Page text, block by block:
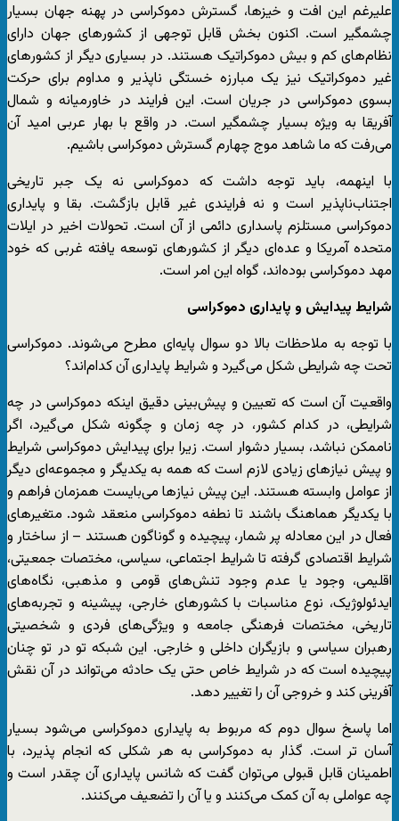
علیرغم این افت و خیزها، گسترش دموکراسی در پهنه جهان بسیار
چشمگیر است. اکنون بخش قابل توجهی از کشورهای جهان دارای
نظام‌های کم و بیش دموکراتیک هستند. در بسیاری دیگر از کشورهای
غیر دموکراتیک نیز یک مبارزه خستگی ناپذیر و مداوم برای حرکت
بسوی دموکراسی در جریان است. این فرایند در خاورمیانه و شمال
آفریقا به ویژه بسیار چشمگیر است. در واقع با بهار عربی امید آن
می‌رفت که ما شاهد موج چهارم گسترش دموکراسی باشیم.
با اینهمه، باید توجه داشت که دموکراسی نه یک جبر تاریخی
اجتناب‌ناپذیر است و نه فرایندی غیر قابل بازگشت. بقا و پایداری
دموکراسی مستلزم پاسداری دائمی از آن است. تحولات اخیر در ایلات
متحده آمریکا و عده‌ای دیگر از کشورهای توسعه یافته غربی که خود
مهد دموکراسی بوده‌اند، گواه این امر است.
شرایط پیدایش و پایداری دموکراسی
با توجه به ملاحظات بالا دو سوال پایه‌ای مطرح می‌شوند. دموکراسی
تحت چه شرایطی شکل می‌گیرد و شرایط پایداری آن کدام‌اند؟
واقعیت آن است که تعیین و پیش‌بینی دقیق اینکه دموکراسی در چه
شرایطی، در کدام کشور، در چه زمان و چگونه شکل می‌گیرد، اگر
ناممکن نباشد، بسیار دشوار است. زیرا برای پیدایش دموکراسی شرایط
و پیش نیازهای زیادی لازم است که همه به یکدیگر و مجموعه‌ای دیگر
از عوامل وابسته هستند. این پیش نیازها می‌بایست همزمان فراهم و
با یکدیگر هماهنگ باشند تا نطفه دموکراسی منعقد شود. متغیرهای
فعال در این معادله پر شمار، پیچیده و گوناگون‌ هستند – از ساختار و
شرایط اقتصادی گرفته تا شرایط اجتماعی، سیاسی، مختصات جمعیتی،
اقلیمی، وجود یا عدم وجود تنش‌های قومی و مذهبی، نگاه‌های
ایدئولوژیک، نوع مناسبات با کشورهای خارجی، پیشینه و تجربه‌های
تاریخی، مختصات فرهنگی جامعه و ویژگی‌‌های فردی و شخصیتی
رهبران سیاسی و بازیگران داخلی و خارجی. این شبکه تو در تو چنان
پیچیده است که در شرایط خاص حتی یک حادثه می‌تواند در آن نقش
آفرینی کند و خروجی آن را تغییر دهد.
اما پاسخ سوال دوم که مربوط به پایداری دموکراسی می‌شود بسیار
آسان تر است. گذار به دموکراسی به هر شکلی که انجام پذیرد، با
اطمینان قابل قبولی می‌توان گفت که شانس پایداری آن چقدر است و
چه عواملی به آن کمک می‌کنند و یا آن را تضعیف می‌کنند.